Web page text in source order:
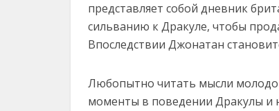
представляет собой дневник
сильванию к Дракуле, чтобы
Впоследствии Джонатан
Любопытно читать мысли
моменты в поведении Дракулы и